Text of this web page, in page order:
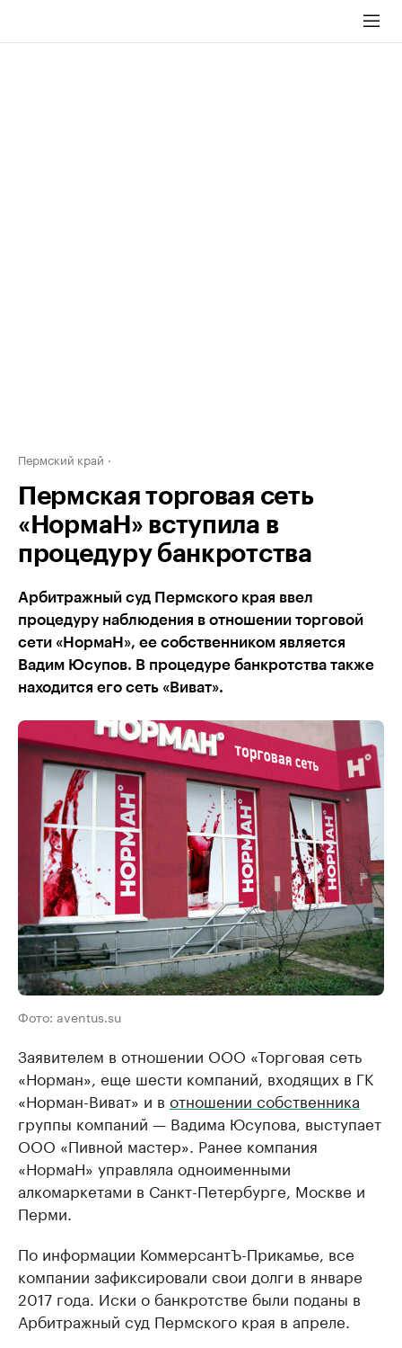
Пермский край
Пермская торговая сеть
«НормаН» вступила в
процедуру банкротства
Арбитражный суд Пермского края ввел
процедуру наблюдения в отношении торговой
сети «НормаН», ее собственником является
Вадим Юсупов. В процедуре банкротства также
находится его сеть «Виват».
Фото: aventus.su
Заявителем в отношении ООО «Торговая сеть
«Норман», еще шести компаний, входящих в ГК
«Норман-Виват» и в отношении собственника
группы компаний — Вадима Юсупова, выступает
ООО «Пивной мастер». Ранее компания
«НормаН» управляла одноименными
алкомаркетами в Санкт-Петербурге, Москве и
Перми.
По информации КоммерсантЪ-Прикамье, все
компании зафиксировали свои долги в январе
2017 года. Иски о банкротстве были поданы в
Арбитражный суд Пермского края в апреле.